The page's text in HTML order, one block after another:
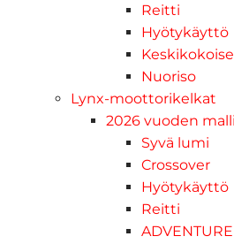
Reitti
Hyötykäyttö
Nuoriso
Lynx-moottorikelkat
2026 vuoden
Syvä lumi
Crossover
Hyötykäyttö
Reitti